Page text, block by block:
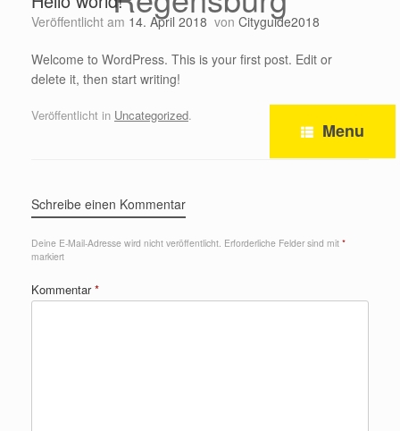
Menu
Veröffentlicht am 14. April 2018 von Cityguide2018
Welcome to WordPress. This is your first post. Edit or
delete it, then start writing!
Veröffentlicht in Uncategorized.
Schreibe einen Kommentar
Deine E-Mail-Adresse wird nicht veröffentlicht. Erforderliche Felder sind mit *
markiert
Kommentar*